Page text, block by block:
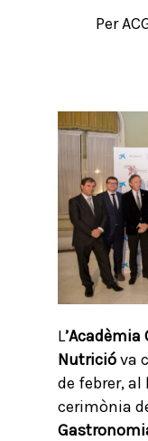
Per
L
Nutricióva
de febrer, al
cerimònia